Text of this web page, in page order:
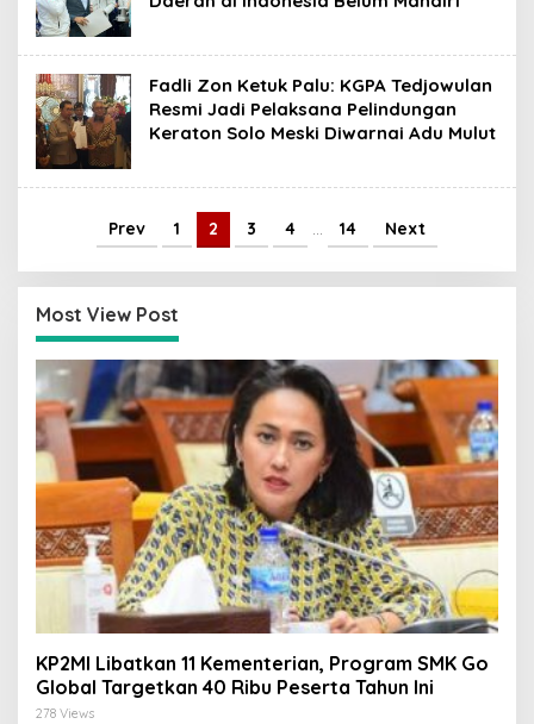
Fadli Zon Ketuk Palu: KGPA Tedjowulan
Resmi Jadi Pelaksana Pelindungan
Keraton Solo Meski Diwarnai Adu Mulut
Prev 1 2 3 4 … 14 Next
Most View Post
KP2MI Libatkan 11 Kementerian, Program SMK Go
Global Targetkan 40 Ribu Peserta Tahun Ini
278 Views